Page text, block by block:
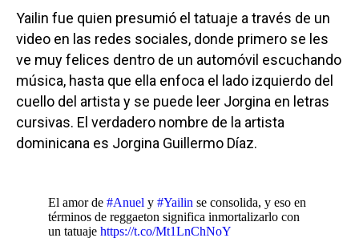
Yailin fue quien presumió el tatuaje a través de un
video en las redes sociales, donde primero se les
ve muy felices dentro de un automóvil escuchando
música, hasta que ella enfoca el lado izquierdo del
cuello del artista y se puede leer Jorgina en letras
cursivas. El verdadero nombre de la artista
dominicana es Jorgina Guillermo Díaz.
El amor de #Anuel y #Yailin se consolida, y eso en
términos de reggaeton significa inmortalizarlo con
un tatuaje https://t.co/Mt1LnChNoY